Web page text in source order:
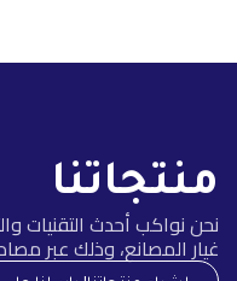
منتجاتنا
نحن نواكب أحدث التقنيات
غيار المصانع، وذلك عبر